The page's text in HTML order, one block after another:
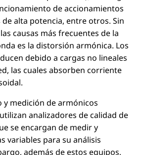
de accionamientos
alta potencia, entre otros. Sin
causas más frecuentes de la
es la distorsión armónica. Los
debido a cargas no lineales
las cuales absorben corriente
y medición de armónicos
analizadores de calidad de
se encargan de medir y
variables para su análisis
además de estos equipos,